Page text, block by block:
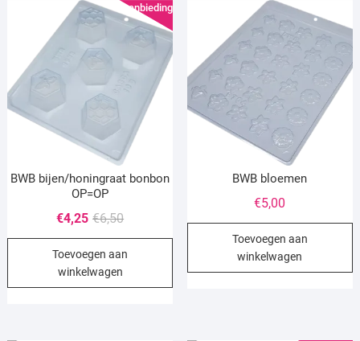
Aanbieding!
BWB bijen/honingraat bonbon
OP=OP
€6,50Oorspronkelijke
prijs
was:
€4,25
Huidige
prijs
is:
Toevoegen aan
winkelwagen
BWB bloemen
€5,00
Toevoegen aan
winkelwagen